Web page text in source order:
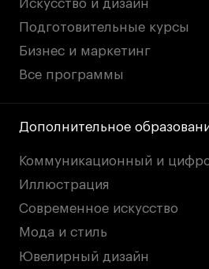
Искусство и дизайн
Подготовительные курсы
Бизнес и маркетинг
Все программы
Дополнительное
Коммуникационный и
Иллюстрация
Современное искусство
Мода и стиль
Ювелирный дизайн